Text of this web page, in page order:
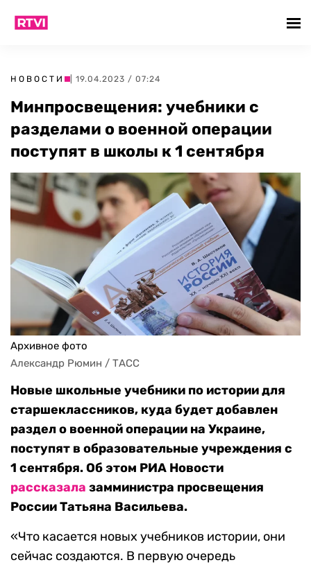
НОВОСТИ | 19.04.2023 / 07:24
Минпросвещения: учебники с
разделами о военной операции
поступят в школы к 1 сентября
Архивное фото
Александр Рюмин / ТАСС
Новые школьные учебники по истории для
старшеклассников, куда будет добавлен
раздел о военной операции на Украине,
поступят в образовательные учреждения с
1 сентября. Об этом РИА Новости
рассказала замминистра просвещения
России Татьяна Васильева.
«Что касается новых учебников истории, они
сейчас создаются. В первую очередь